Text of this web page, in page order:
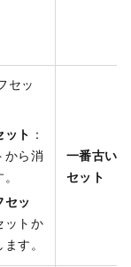
セッ
ット ：
から消
セッ
ットか
す。
一番古い
セット